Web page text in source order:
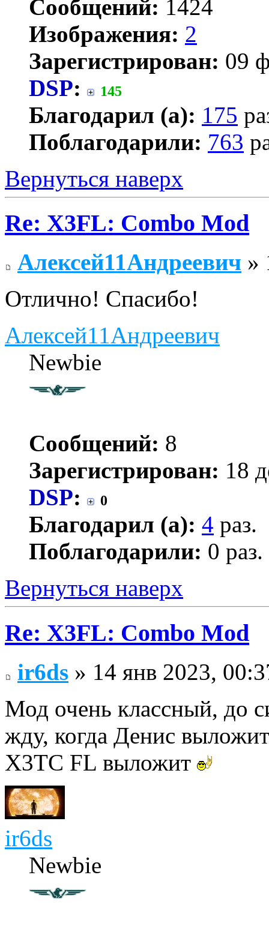
Сообщений: 1424
Изображения: 2
Зарегистрирован: 09
DSP: 145
Благодарил (а): 175
Поблагодарили: 763
Вернуться наверх
Re: X3FL: Combo Mod
Алексей11Андреевич »
Отлично! Спасибо!
Алексей11Андреевич
Newbie
Сообщений: 8
Зарегистрирован: 18
DSP: 0
Благодарил (а): 4 раз.
Поблагодарили: 0 раз.
Вернуться наверх
Re: X3FL: Combo Mod
ir6ds » 14 янв 2023,
Мод очень классный, до
жду, когда Денис
X3TC FL выложит
ir6ds
Newbie